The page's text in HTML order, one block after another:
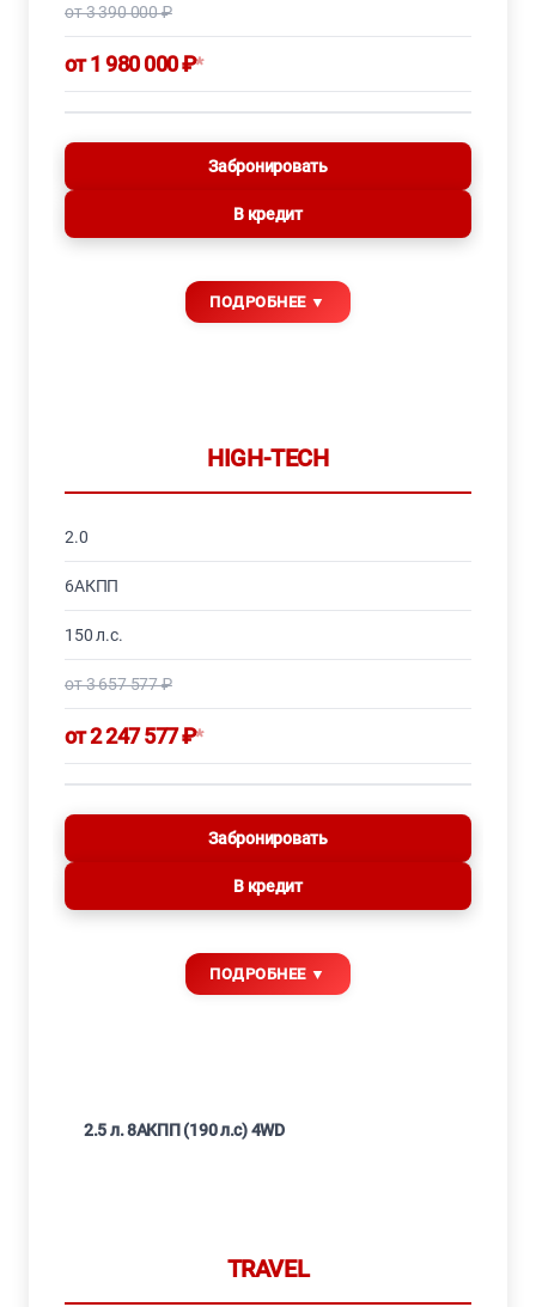
от 3 390 000 ₽
от 1 980 000 ₽*
Забронировать
В кредит
HIGH-TECH
2.0
6АКПП
150 л.с.
от 3 657 577 ₽
от 2 247 577 ₽*
Забронировать
В кредит
2.5 л. 8АКПП (190 л.с) 4WD
TRAVEL